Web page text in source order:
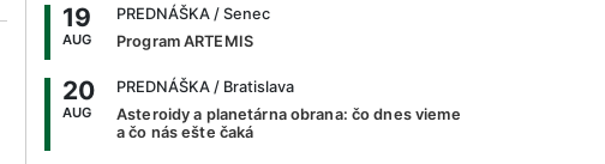
19
AUG
PREDNÁŠKA / Senec
Program ARTEMIS
20
AUG
PREDNÁŠKA / Bratislava
Asteroidy a planetárna obrana: čo dnes vieme
a čo nás ešte čaká